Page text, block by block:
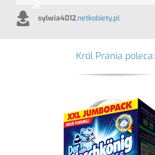
sylwia4012,netkobiety.pl
Król Prania poleca: